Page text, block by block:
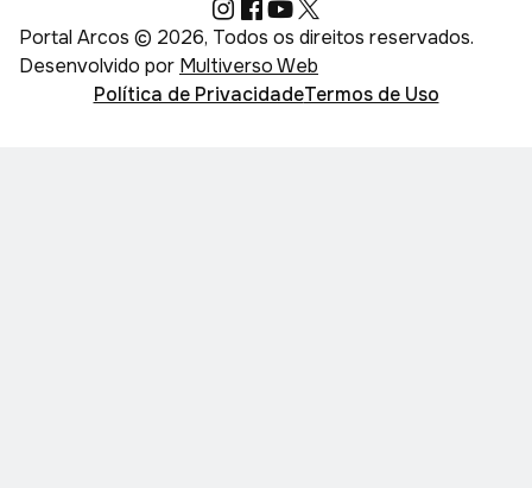
Portal Arcos © 2026, Todos os direitos reservados.
Desenvolvido por Multiverso Web
Política de PrivacidadeTermos de Uso